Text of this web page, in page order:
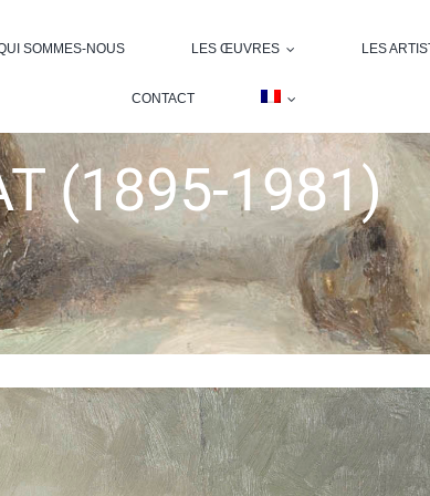
SOMMES-NOUS LES ŒUVRES LES
CONTACT
(1895-1981)